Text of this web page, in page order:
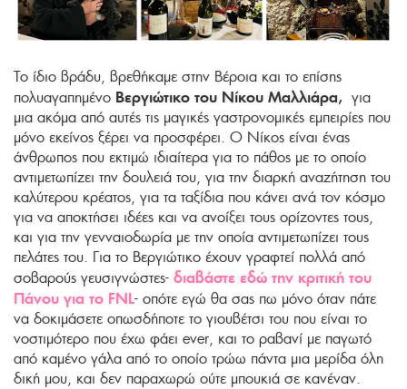
Το ίδιο βράδυ, βρεθήκαμε στην Βέροια και το επίσης
πολυαγαπημένο Βεργιώτικο του Νίκου Μαλλιάρα, για
μια ακόμα από αυτές τις μαγικές γαστρονομικές εμπειρίες που
μόνο εκείνος ξέρει να προσφέρει. Ο Νίκος είναι ένας
άνθρωπος που εκτιμώ ιδιαίτερα για το πάθος με το οποίο
αντιμετωπίζει την δουλειά του, για την διαρκή αναζήτηση του
καλύτερου κρέατος, για τα ταξίδια που κάνει ανά τον κόσμο
για να αποκτήσει ιδέες και να ανοίξει τους ορίζοντες τους,
και για την γενναιοδωρία με την οποία αντιμετωπίζει τους
πελάτες του. Για το Βεργιώτικο έχουν γραφτεί πολλά από
σοβαρούς γευσιγνώστες- διαβάστε εδώ την κριτική του
Πάνου για το FNL- οπότε εγώ θα σας πω μόνο όταν πάτε
να δοκιμάσετε οπωσδήποτε το γιουβέτσι του που είναι το
νοστιμότερο που έχω φάει ever, και το ραβανί με παγωτό
από καμένο γάλα από το οποίο τρώω πάντα μια μερίδα όλη
δική μου, και δεν παραχωρώ ούτε μπουκιά σε κανέναν.